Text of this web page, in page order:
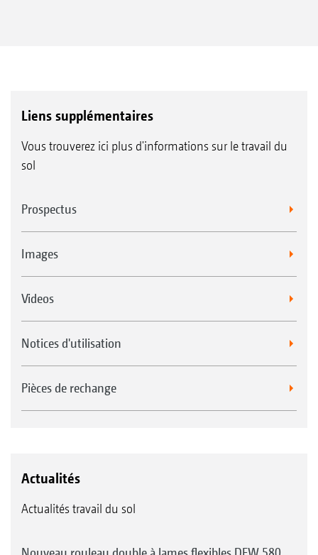
Liens supplémentaires
Vous trouverez ici plus d'informations sur le travail du
sol
Prospectus
Images
Videos
Notices d'utilisation
Pièces de rechange
Actualités
Actualités travail du sol